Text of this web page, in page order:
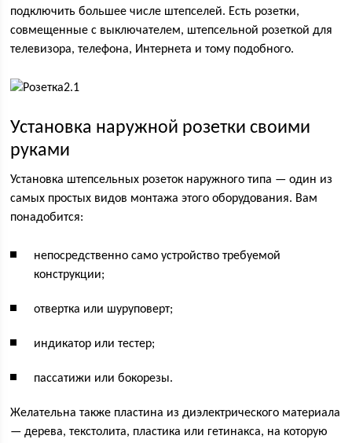
подключить большее числе штепселей. Есть розетки,
совмещенные с выключателем, штепсельной розеткой для
телевизора, телефона, Интернета и тому подобного.
Установка наружной розетки своими
руками
Установка штепсельных розеток наружного типа — один из
самых простых видов монтажа этого оборудования. Вам
понадобится:
непосредственно само устройство требуемой
конструкции;
отвертка или шуруповерт;
индикатор или тестер;
пассатижи или бокорезы.
Желательна также пластина из диэлектрического материала
— дерева, текстолита, пластика или гетинакса, на которую